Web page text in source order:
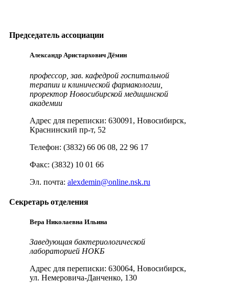
Председатель ассоциации
Александр Аристархович Дёмин
профессор, зав. кафедрой госпитальной
терапии и клинической фармакологии,
проректор Новосибирской медицинской
академии
Адрес для переписки: 630091, Новосибирск,
Краснинский пр-т, 52
Телефон: (3832) 66 06 08, 22 96 17
Факс: (3832) 10 01 66
Эл. почта: alexdemin@online.nsk.ru
Секретарь отделения
Вера Николаевна Ильина
Заведующая бактериологической
лабораторией НОКБ
Адрес для переписки: 630064, Новосибирск,
ул. Немеровича-Данченко, 130